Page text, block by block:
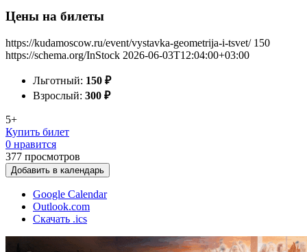
Цены на билеты
https://kudamoscow.ru/event/vystavka-geometrija-i-tsvet/ 150
https://schema.org/InStock 2026-06-03T12:04:00+03:00
Льготный: 150 ₽
Взрослый: 300 ₽
5+
Купить билет
0 нравится
377 просмотров
Добавить в календарь
Google Calendar
Outlook.com
Скачать .ics